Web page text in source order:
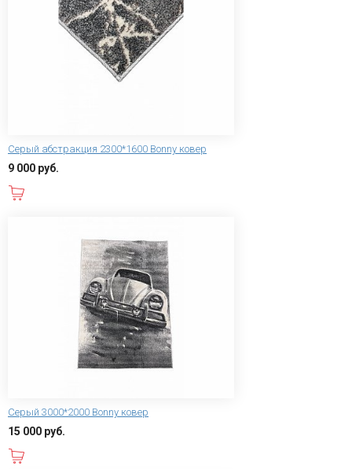
Серый абстракция 2300*1600 Bonny ковер
9 000 руб.
Серый 3000*2000 Bonny ковер
15 000 руб.